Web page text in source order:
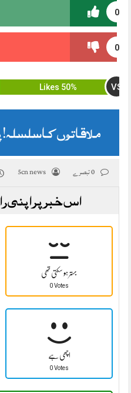
0
0
50% Likes VS
ملاقاتوں کا
5cn news
اس خبر پر اپنی
بہتر ہو سکتی تھی
0 Votes
اچھی ہے
0 Votes